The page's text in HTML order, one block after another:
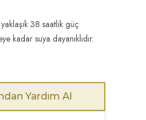
38 saatlik güç
kadar suya dayanıklıdır.
Yardım Al